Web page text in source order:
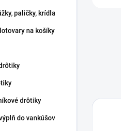
paličky, krídla
na košíky
drôtiky
do vankúšov